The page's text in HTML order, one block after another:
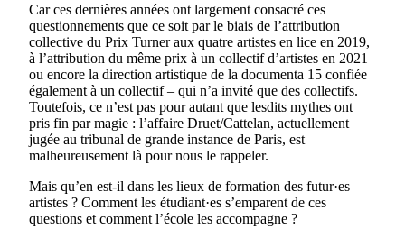
Car ces dernières années ont largement consacré ces
questionnements que ce soit par le biais de l’attribution
collective du Prix Turner aux quatre artistes en lice en 2019,
à l’attribution du même prix à un collectif d’artistes en 2021
ou encore la direction artistique de la documenta 15 confiée
également à un collectif – qui n’a invité que des collectifs.
Toutefois, ce n’est pas pour autant que lesdits mythes ont
pris fin par magie : l’affaire Druet/Cattelan, actuellement
jugée au tribunal de grande instance de Paris, est
malheureusement là pour nous le rappeler.
Mais qu’en est-il dans les lieux de formation des futur·es
artistes ? Comment les étudiant·es s’emparent de ces
questions et comment l’école les accompagne ?